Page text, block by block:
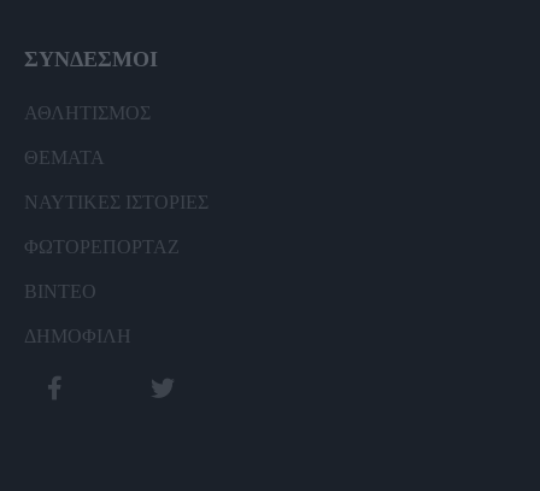
ΣΥΝΔΕΣΜΟΙ
ΑΘΛΗΤΙΣΜΟΣ
ΘΕΜΑΤΑ
ΝΑΥΤΙΚΕΣ ΙΣΤΟΡΙΕΣ
ΦΩΤΟΡΕΠΟΡΤΑΖ
ΒΙΝΤΕΟ
ΔΗΜΟΦΙΛΗ